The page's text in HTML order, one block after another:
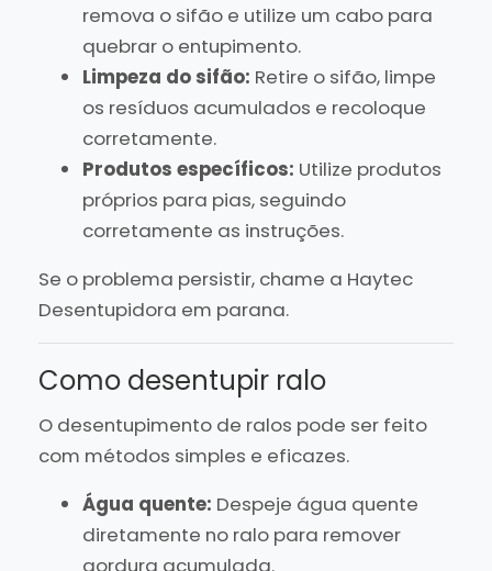
remova o sifão e utilize um cabo para
quebrar o entupimento.
Limpeza do sifão: Retire o sifão, limpe
os resíduos acumulados e recoloque
corretamente.
Produtos específicos: Utilize produtos
próprios para pias, seguindo
corretamente as instruções.
Se o problema persistir, chame a Haytec
Desentupidora em parana.
Como desentupir ralo
O desentupimento de ralos pode ser feito
com métodos simples e eficazes.
Água quente: Despeje água quente
diretamente no ralo para remover